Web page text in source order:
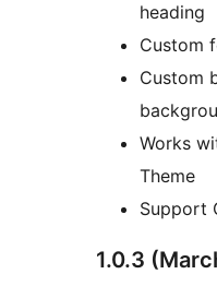
heading
Custom
Custom
Works
Theme
Support
1.0.3